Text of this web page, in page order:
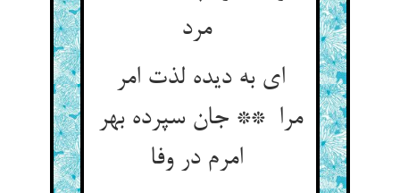
مرد
ای به دیده لذت امر
مرا ** جان سپرده بهر